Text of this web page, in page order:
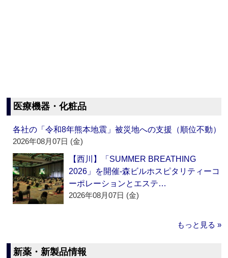
医療機器・化粧品
各社の「令和8年熊本地震」被災地への支援（順位不動）
2026年08月07日 (金)
【西川】「SUMMER BREATHING
2026」を開催‐森ビルホスピタリティーコ
ーポレーションとエステ…
2026年08月07日 (金)
もっと見る »
新薬・新製品情報